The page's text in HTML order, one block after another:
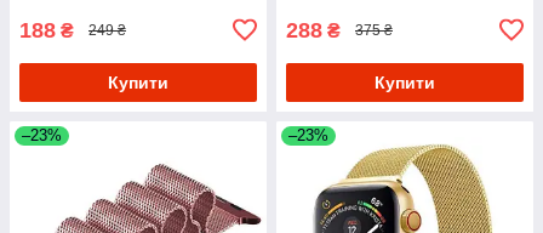
188 ₴ 249 ₴
Купити
288 ₴ 375 ₴
Купити
–23% –23%